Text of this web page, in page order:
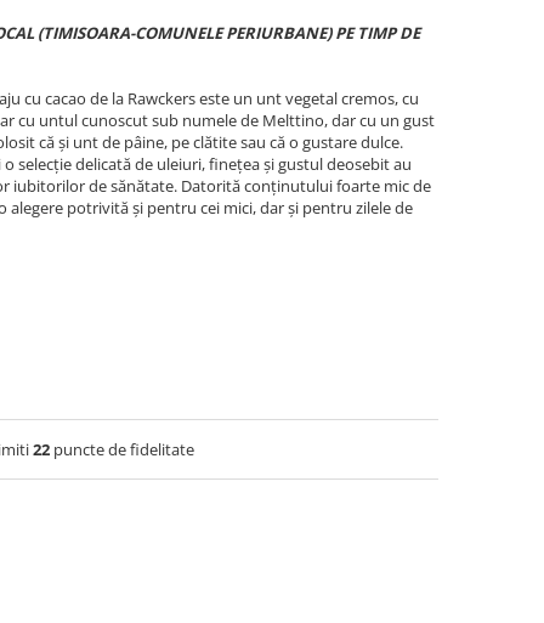
(TIMISOARA-COMUNELE PERIURBANE) PE TIMP DE
cu cacao de la Rawckers este un unt vegetal cremos, cu
cu untul cunoscut sub numele de Melttino, dar cu un gust
că și unt de pâine, pe clătite sau că o gustare dulce.
selecție delicată de uleiuri, finețea și gustul deosebit au
iubitorilor de sănătate. Datorită conținutului foarte mic de
alegere potrivită și pentru cei mici, dar și pentru zilele de
22 puncte de fidelitate